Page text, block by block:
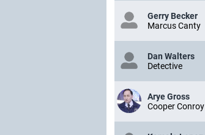
Gerry Becker
Marcus Canty
Dan Walters
Detective
Arye Gross
Cooper Conroy